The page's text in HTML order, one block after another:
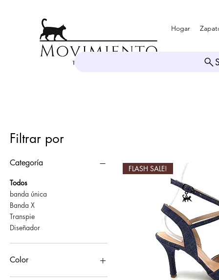
Hogar
Filtrar por
Categoría
Todos
banda única
Banda X
Transpie
Diseñador
Color
FLASH SALE!